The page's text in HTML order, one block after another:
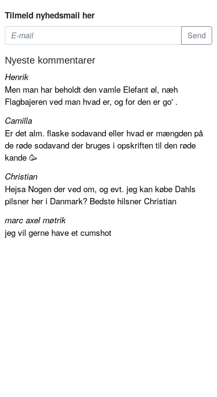
Tilmeld nyhedsmail her
Nyeste kommentarer
Henrik
Men man har beholdt den vamle Elefant øl, næh
Flagbajeren ved man hvad er, og for den er go' .
Camilla
Er det alm. flaske sodavand eller hvad er mængden på
de røde sodavand der bruges i opskriften til den røde
kande 🥳
Christian
Hejsa Nogen der ved om, og evt. jeg kan købe Dahls
pilsner her i Danmark? Bedste hilsner Christian
marc axel møtrik
jeg vil gerne have et cumshot